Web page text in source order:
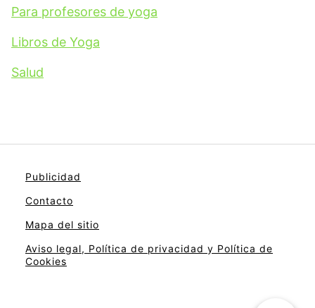
Para profesores de yoga
Libros de Yoga
Salud
Publicidad
Contacto
Mapa del sitio
Aviso legal, Política de privacidad y Política de
Cookies